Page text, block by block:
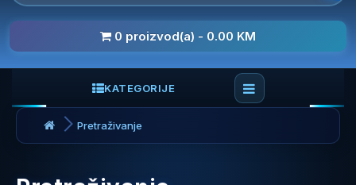
0 proizvod(a) - 0.00 KM
KATEGORIJE
Pretraživanje